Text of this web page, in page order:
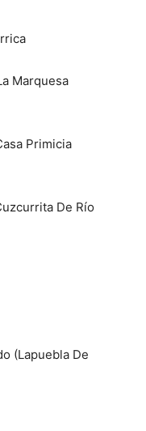
Marquesa
Primicia
De Río
(Lapuebla De